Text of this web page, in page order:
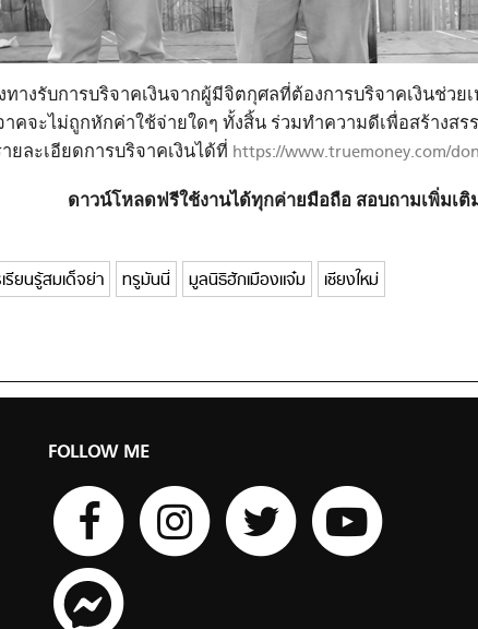
ทางรับการบริจาคเงินจากผู้มีจิตกุศลที่ต้องการบริจาคเงินช่ว
าคจะไม่ถูกหักค่าใช้จ่ายใดๆ ทั้งสิ้น ร่วมทำความดีเพื่อสร้างส
ละเอียดการบริจาคเงินได้ที่ https://www.truemoney.com/
ดาวน์โหลดฟรีใช้งานได้ทุกค่ายมือถือ สอบถามเพิ่มเติ
รียนรู้สมเด็จย่า ทรูมันนี่ มูลนิธิฮักเมืองแจ๋ม เชียงใหม่
FOLLOW ME